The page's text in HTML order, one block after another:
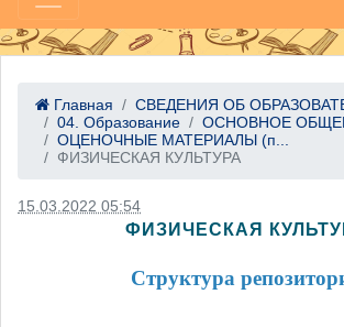
Главная
СВЕДЕНИЯ ОБ
04. Образование
ОСНОВНОЕ
ОЦЕНОЧНЫЕ МАТЕРИАЛЫ (п...
ФИЗИЧЕСКАЯ КУЛЬТУРА
15.03.2022 05:54
ФИЗИЧЕСКАЯ
Структура